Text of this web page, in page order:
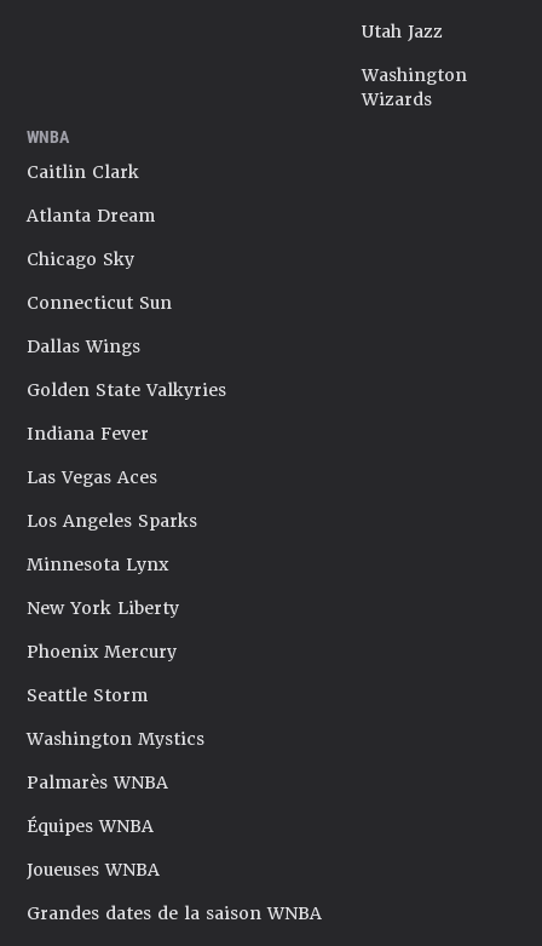
Utah Jazz
Washington
Wizards
WNBA
Caitlin Clark
Atlanta Dream
Chicago Sky
Connecticut Sun
Dallas Wings
Golden State Valkyries
Indiana Fever
Las Vegas Aces
Los Angeles Sparks
Minnesota Lynx
New York Liberty
Phoenix Mercury
Seattle Storm
Washington Mystics
Palmarès WNBA
Équipes WNBA
Joueuses WNBA
Grandes dates de la saison WNBA